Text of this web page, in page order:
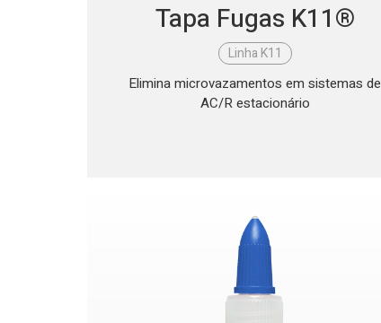
Tapa Fugas K11®
Linha K11
Elimina microvazamentos em sistemas de
AC/R estacionário